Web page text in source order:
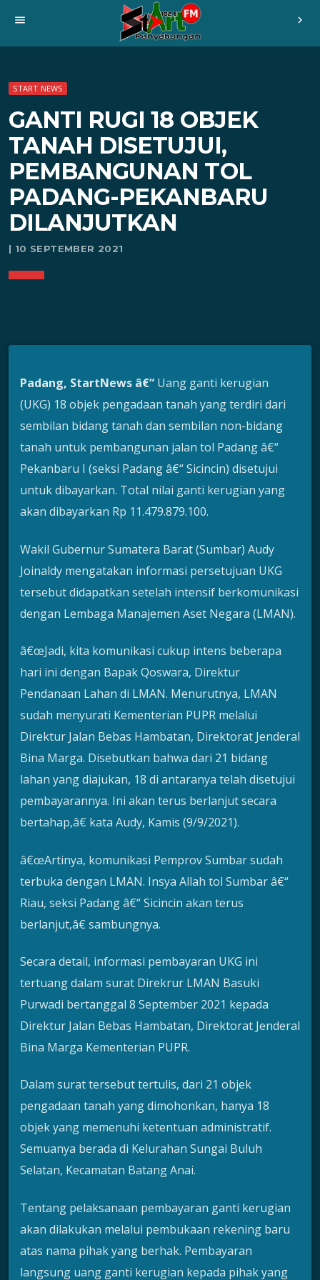
menu chevron_right
START NEWS
GANTI RUGI 18 OBJEK
TANAH DISETUJUI,
PEMBANGUNAN TOL
PADANG-PEKANBARU
DILANJUTKAN
| 10 SEPTEMBER 2021
Padang, StartNews â€“ Uang ganti kerugian
(UKG) 18 objek pengadaan tanah yang terdiri dari
sembilan bidang tanah dan sembilan non-bidang
tanah untuk pembangunan jalan tol Padang â€“
Pekanbaru I (seksi Padang â€“ Sicincin) disetujui
untuk dibayarkan. Total nilai ganti kerugian yang
akan dibayarkan Rp 11.479.879.100.
Wakil Gubernur Sumatera Barat (Sumbar) Audy
Joinaldy mengatakan informasi persetujuan UKG
tersebut didapatkan setelah intensif berkomunikasi
dengan Lembaga Manajemen Aset Negara (LMAN).
â€œJadi, kita komunikasi cukup intens beberapa
hari ini dengan Bapak Qoswara, Direktur
Pendanaan Lahan di LMAN. Menurutnya, LMAN
sudah menyurati Kementerian PUPR melalui
Direktur Jalan Bebas Hambatan, Direktorat Jenderal
Bina Marga. Disebutkan bahwa dari 21 bidang
lahan yang diajukan, 18 di antaranya telah disetujui
pembayarannya. Ini akan terus berlanjut secara
bertahap,â€ kata Audy, Kamis (9/9/2021).
â€œArtinya, komunikasi Pemprov Sumbar sudah
terbuka dengan LMAN. Insya Allah tol Sumbar â€“
Riau, seksi Padang â€“ Sicincin akan terus
berlanjut,â€ sambungnya.
Secara detail, informasi pembayaran UKG ini
tertuang dalam surat Direkrur LMAN Basuki
Purwadi bertanggal 8 September 2021 kepada
Direktur Jalan Bebas Hambatan, Direktorat Jenderal
Bina Marga Kementerian PUPR.
Dalam surat tersebut tertulis, dari 21 objek
pengadaan tanah yang dimohonkan, hanya 18
objek yang memenuhi ketentuan administratif.
Semuanya berada di Kelurahan Sungai Buluh
Selatan, Kecamatan Batang Anai.
Tentang pelaksanaan pembayaran ganti kerugian
akan dilakukan melalui pembukaan rekening baru
atas nama pihak yang berhak. Pembayaran
langsung uang ganti kerugian kepada pihak yang